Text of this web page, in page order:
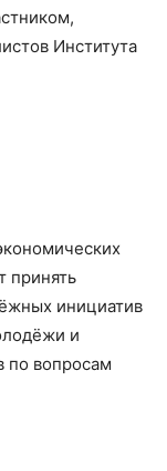
Института
принять
инициатив
и
по вопросам